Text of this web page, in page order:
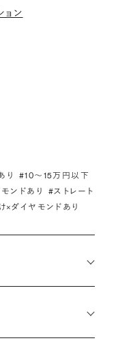
ョン
り
#10〜15万円以下
ンドあり
#ストレート
×ダイヤモンドあり